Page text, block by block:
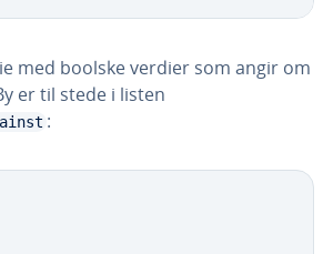
med boolske verdier som angir om
er til stede i listen
: